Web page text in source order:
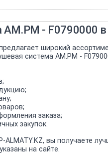
- F0790000 в
предлагает широкий
система AM.PM -
заказа;
закупок.
ALMATY.KZ, вы получаете
на сайте.